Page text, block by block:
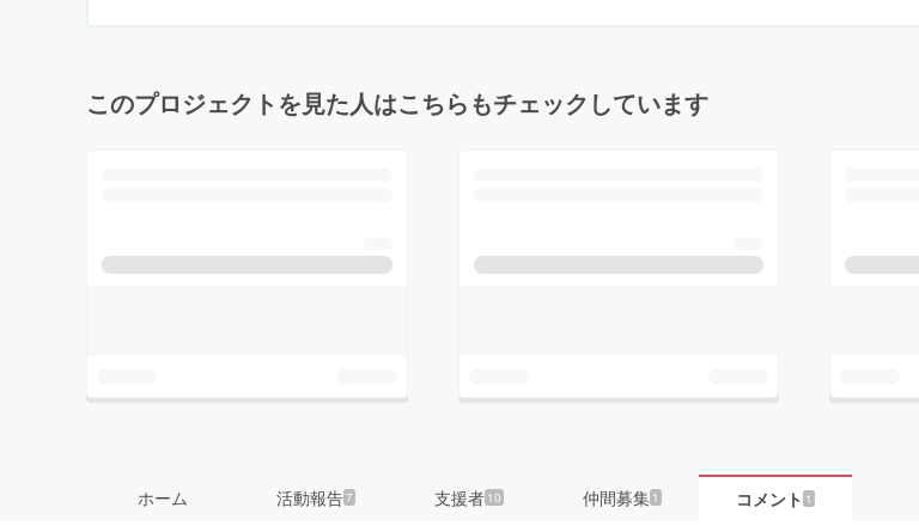
このプロジェクトを見た人はこちらもチェックしています
ホーム 活動報告7 支援者 10 仲間募集 1 コメント 1